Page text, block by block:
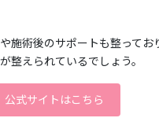
施術後のサポートも整ってお
整えられているでしょう。
公式サイトはこちら